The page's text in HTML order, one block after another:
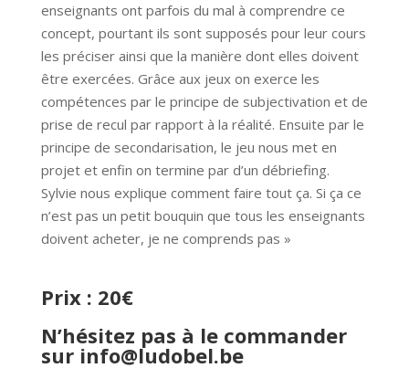
enseignants ont parfois du mal à comprendre ce
concept, pourtant ils sont supposés pour leur cours
les préciser ainsi que la manière dont elles doivent
être exercées. Grâce aux jeux on exerce les
compétences par le principe de subjectivation et de
prise de recul par rapport à la réalité. Ensuite par le
principe de secondarisation, le jeu nous met en
projet et enfin on termine par d’un débriefing.
Sylvie nous explique comment faire tout ça. Si ça ce
n’est pas un petit bouquin que tous les enseignants
doivent acheter, je ne comprends pas »
Prix : 20€
N’hésitez pas à le commander
sur info@ludobel.be